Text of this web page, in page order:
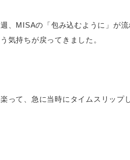
、MISAの「包み込むように」が
気持ちが戻ってきました。
って、急に当時にタイムスリップ